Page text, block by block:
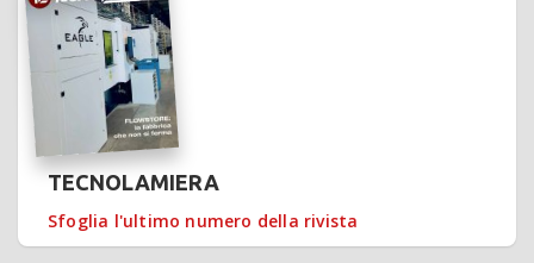
TECNOLAMIERA
Sfoglia l'ultimo numero della rivista